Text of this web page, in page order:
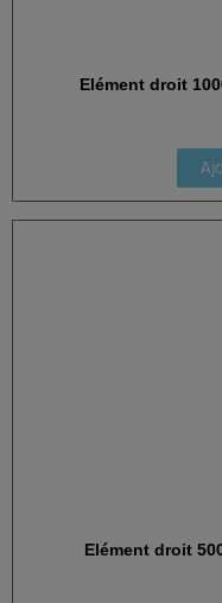
Elément droit
Elément droit